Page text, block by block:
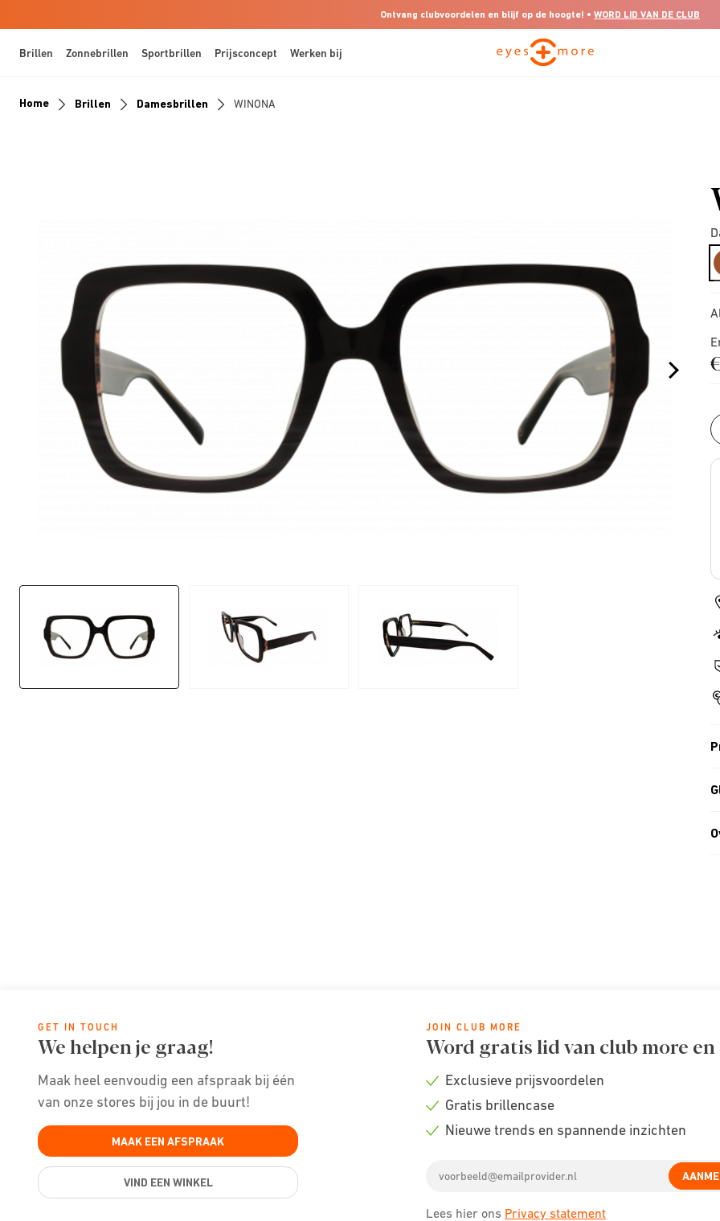
Ontvang clubvoordelen en blijf op de hoogte! • WORD LID VAN DE CLUB
Brillen Zonnebrillen Sportbrillen Prijsconcept Werken bij
Home Brillen Damesbrillen WINONA
GET IN TOUCH
We helpen je graag!
Maak heel eenvoudig een afspraak bij één
van onze stores bij jou in de buurt!
MAAK EEN AFSPRAAK
VIND EEN WINKEL
JOIN CLUB MORE
Word gratis lid van club more
Check
Exclusieve prijsvoordelen
Check
Gratis brillencase
Nieuwe trends en spannende inzichten
address
Lees hier ons Privacy statement